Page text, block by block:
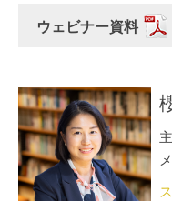
ウェビナー資料